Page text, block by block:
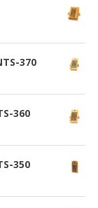
370
360
350